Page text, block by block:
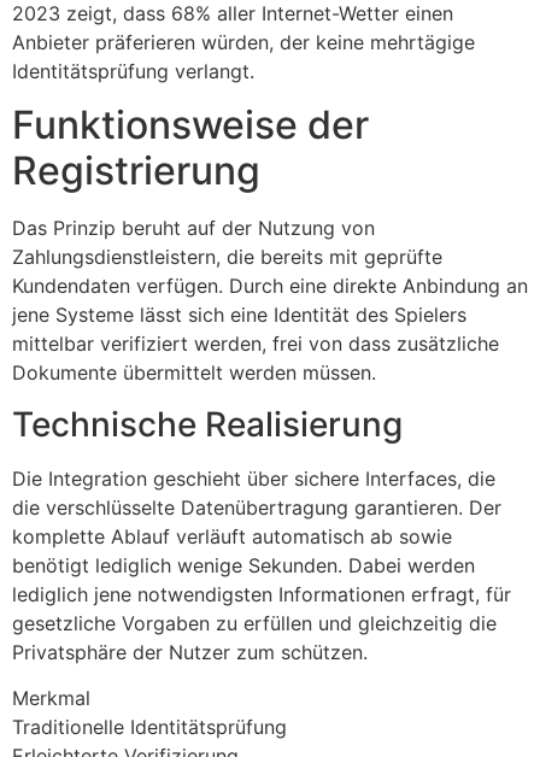
2023 zeigt, dass 68% aller Internet-Wetter einen
Anbieter präferieren würden, der keine mehrtägige
Identitätsprüfung verlangt.
Funktionsweise der
Registrierung
Das Prinzip beruht auf der Nutzung von
Zahlungsdienstleistern, die bereits mit geprüfte
Kundendaten verfügen. Durch eine direkte Anbindung an
jene Systeme lässt sich eine Identität des Spielers
mittelbar verifiziert werden, frei von dass zusätzliche
Dokumente übermittelt werden müssen.
Technische Realisierung
Die Integration geschieht über sichere Interfaces, die
die verschlüsselte Datenübertragung garantieren. Der
komplette Ablauf verläuft automatisch ab sowie
benötigt lediglich wenige Sekunden. Dabei werden
lediglich jene notwendigsten Informationen erfragt, für
gesetzliche Vorgaben zu erfüllen und gleichzeitig die
Privatsphäre der Nutzer zum schützen.
Merkmal
Traditionelle Identitätsprüfung